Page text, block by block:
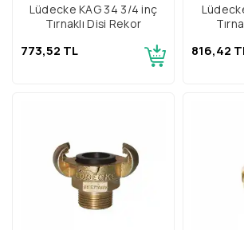
Lüdecke KAG 34 3/4 inç
Tırnaklı Dişi Rekor
773,52 TL 816,42